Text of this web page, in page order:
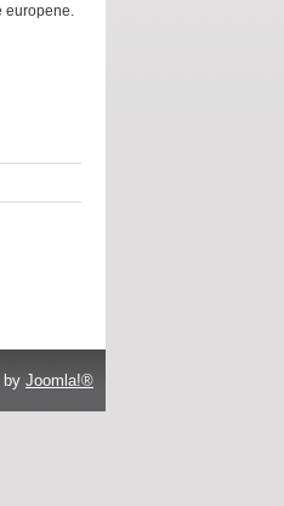
europene.
by Joomla!®